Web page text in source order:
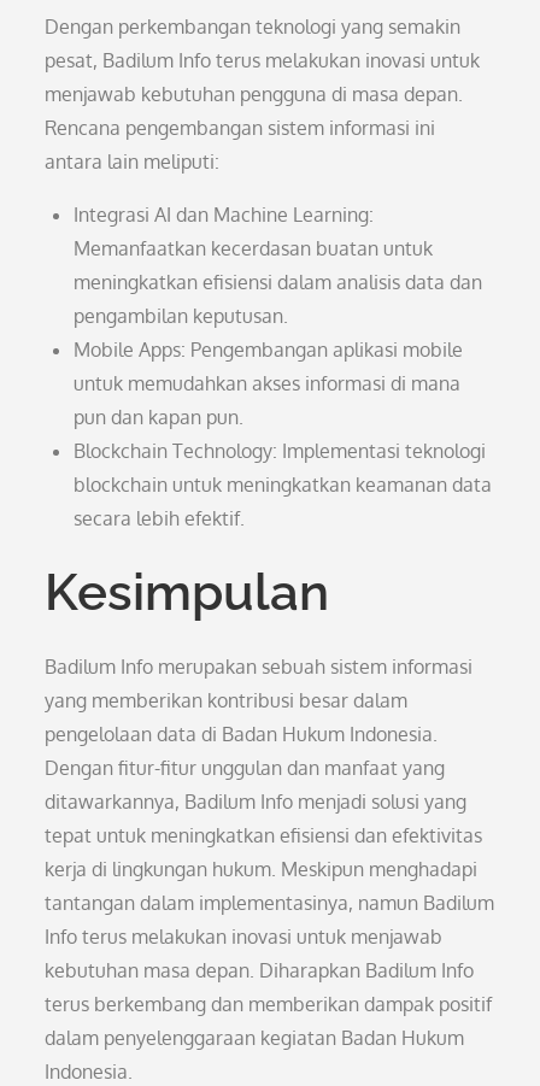
Dengan perkembangan teknologi yang semakin
pesat, Badilum Info terus melakukan inovasi untuk
menjawab kebutuhan pengguna di masa depan.
Rencana pengembangan sistem informasi ini
antara lain meliputi:
Integrasi AI dan Machine Learning:
Memanfaatkan kecerdasan buatan untuk
meningkatkan efisiensi dalam analisis data dan
pengambilan keputusan.
Mobile Apps: Pengembangan aplikasi mobile
untuk memudahkan akses informasi di mana
pun dan kapan pun.
Blockchain Technology: Implementasi teknologi
blockchain untuk meningkatkan keamanan data
secara lebih efektif.
Kesimpulan
Badilum Info merupakan sebuah sistem informasi
yang memberikan kontribusi besar dalam
pengelolaan data di Badan Hukum Indonesia.
Dengan fitur-fitur unggulan dan manfaat yang
ditawarkannya, Badilum Info menjadi solusi yang
tepat untuk meningkatkan efisiensi dan efektivitas
kerja di lingkungan hukum. Meskipun menghadapi
tantangan dalam implementasinya, namun Badilum
Info terus melakukan inovasi untuk menjawab
kebutuhan masa depan. Diharapkan Badilum Info
terus berkembang dan memberikan dampak positif
dalam penyelenggaraan kegiatan Badan Hukum
Indonesia.